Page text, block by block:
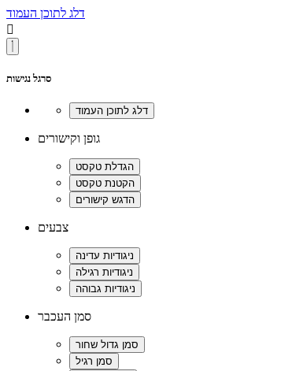
דלג לתוכן העמוד

סרגל נגישות
גופן וקישורים
צבעים
סמן העכבר